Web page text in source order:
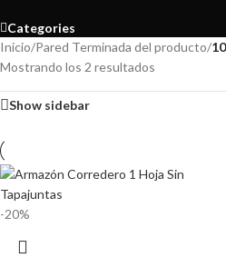
Categories
Inicio/Pared Terminada del producto/
Mostrando los 2 resultados
Show sidebar
-20%